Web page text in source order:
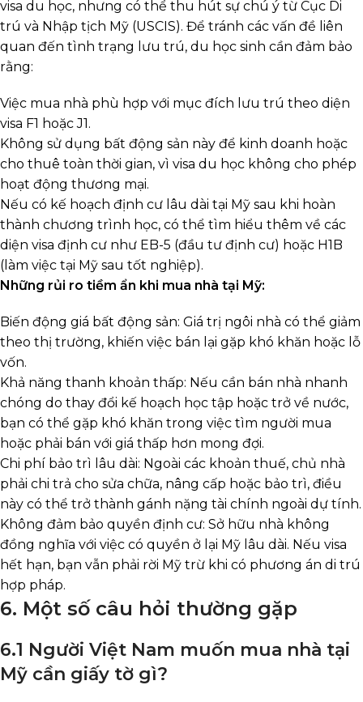
visa du học, nhưng có thể thu hút sự chú ý từ Cục Di
trú và Nhập tịch Mỹ (USCIS). Để tránh các vấn đề liên
quan đến tình trạng lưu trú, du học sinh cần đảm bảo
rằng:
Việc mua nhà phù hợp với mục đích lưu trú theo diện
visa F1 hoặc J1.
Không sử dụng bất động sản này để kinh doanh hoặc
cho thuê toàn thời gian, vì visa du học không cho phép
hoạt động thương mại.
Nếu có kế hoạch định cư lâu dài tại Mỹ sau khi hoàn
thành chương trình học, có thể tìm hiểu thêm về các
diện visa định cư như EB-5 (đầu tư định cư) hoặc H1B
(làm việc tại Mỹ sau tốt nghiệp).
Những rủi ro tiềm ẩn khi mua nhà tại Mỹ:
Biến động giá bất động sản: Giá trị ngôi nhà có thể giảm
theo thị trường, khiến việc bán lại gặp khó khăn hoặc lỗ
vốn.
Khả năng thanh khoản thấp: Nếu cần bán nhà nhanh
chóng do thay đổi kế hoạch học tập hoặc trở về nước,
bạn có thể gặp khó khăn trong việc tìm người mua
hoặc phải bán với giá thấp hơn mong đợi.
Chi phí bảo trì lâu dài: Ngoài các khoản thuế, chủ nhà
phải chi trả cho sửa chữa, nâng cấp hoặc bảo trì, điều
này có thể trở thành gánh nặng tài chính ngoài dự tính.
Không đảm bảo quyền định cư: Sở hữu nhà không
đồng nghĩa với việc có quyền ở lại Mỹ lâu dài. Nếu visa
hết hạn, bạn vẫn phải rời Mỹ trừ khi có phương án di trú
hợp pháp.
6. Một số câu hỏi thường gặp
6.1 Người Việt Nam muốn mua nhà tại
Mỹ cần giấy tờ gì?